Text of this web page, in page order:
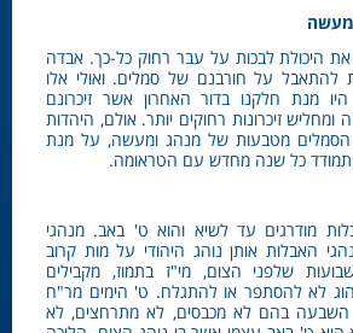
את היכולת לבכות על עבר רחוק כל-כך. אבדה
להתאבל על חורבנם של סמלים. ואולי אלו
מנת חלקנו בדור האחרון אשר זיכרונם
זיכרונות רחוקים יותר. אולם, היהדות
מטבעות של מנהג ומעשה, על מנת
כל שנה מחדש עם הטראומה.
מודרגים עד לשיא והוא ט' באב. מנהגי
האבלות אותן נוהג היהודי על מות קרוב
שלפני הצום, מי"ז בתמוז, מקבילים
לא להסתפר או להתגלח. ט' הימים מר"ח
השבעה בהם לא מכבסים, לא מתרחצים, לא